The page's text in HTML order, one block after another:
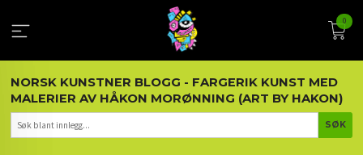
innholdet
0
NORSK KUNSTNER BLOGG - FARGERIK KUNST MED
MALERIER AV HÅKON MORØNNING (ART BY HAKON)